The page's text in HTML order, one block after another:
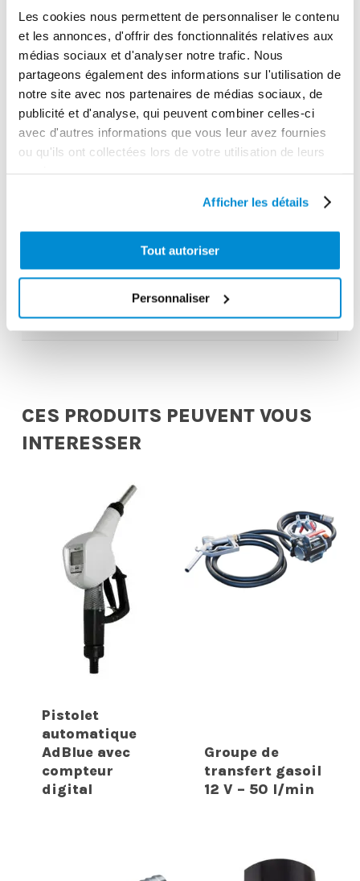
Les cookies nous permettent de personnaliser le contenu
et les annonces, d'offrir des fonctionnalités relatives aux
médias sociaux et d'analyser notre trafic. Nous
partageons également des informations sur l'utilisation de
notre site avec nos partenaires de médias sociaux, de
publicité et d'analyse, qui peuvent combiner celles-ci
avec d'autres informations que vous leur avez fournies
ou qu'ils ont collectées lors de votre utilisation de leurs
Afficher les détails
Tout autoriser
Personnaliser
Chariot 4 roues
Gamme tarifaire
Equipements d'atelier
Unité d'emballage
1
Dimensions en cm (L × l × h)
2 ans
CES PRODUITS PEUVENT VOUS
INTERESSER
Pistolet
automatique
AdBlue avec
compteur
digital
Groupe de
transfert gasoil
12 V – 50 l/min